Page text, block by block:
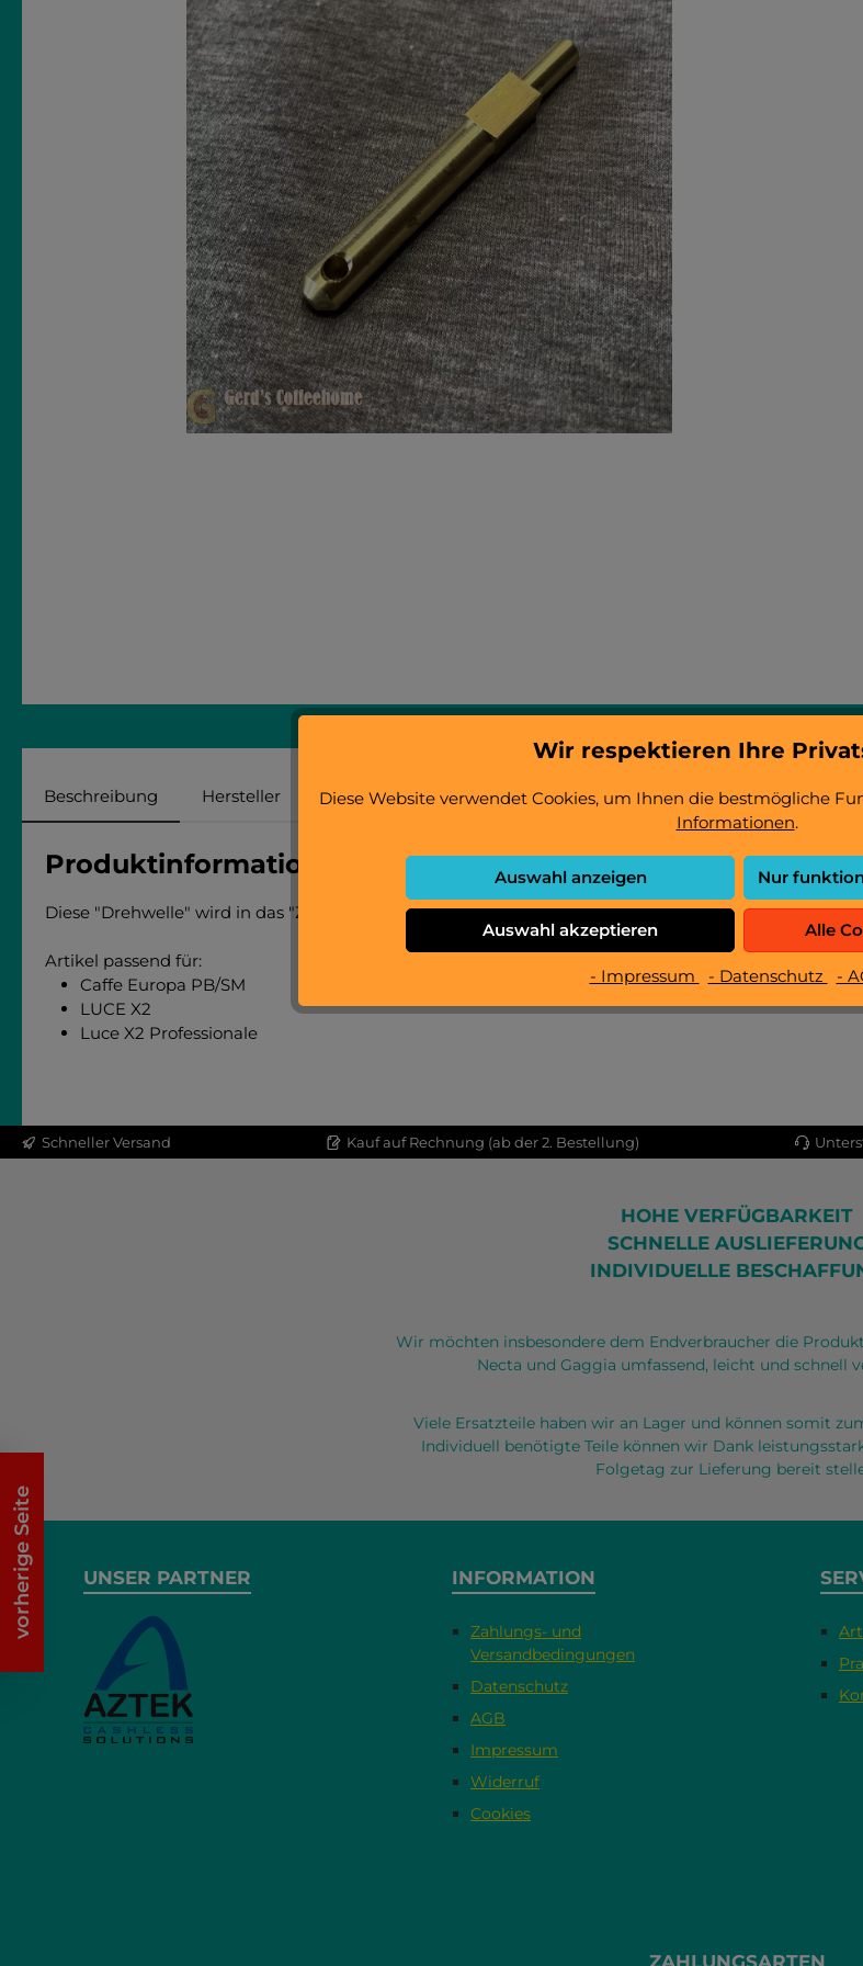
Beschreibung Hersteller Bewertungen
Produktinformationen "Drehwelle Turm X2"
Diese "Drehwelle" wird in das "Zahnrad Becherturm Z26" gesteckt und wird mit dem "Stift
Artikel passend für:
Caffe Europa PB/SM
LUCE X2
Luce X2 Professionale
Schneller Versand Kauf auf Rechnung (ab der 2. Bestellung)
HOHE VERFÜGBARKEIT
SCHNELLE
INDIVIDUELLE
Wir möchten insbesondere dem Endverbraucher die
Necta und Gaggia umfassend, leicht und schnell
Viele Ersatzteile haben wir an Lager und können somit
Individuell benötigte Teile können wir Dank
Folgetag zur Lieferung bereit
UNSER PARTNER INFORMATION
Zahlungs- und
Versandbedingungen
Datenschutz
AGB
Impressum
Widerruf
Cookies
vorherige Seite
Wir respektieren Ihre
Diese Website verwendet Cookies, um Ihnen die bestmögliche
Informationen.
Auswahl anzeigen Nur
Auswahl akzeptieren Alle
- Impressum - Datenschutz -